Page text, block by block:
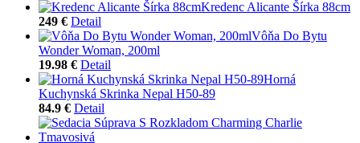
Kredenc Alicante Šírka 88cm
249 € Detail
Vôňa Do Bytu
Wonder Woman, 200ml
19.98 € Detail
Horná
Kuchynská Skrinka Nepal H50-89
84.9 € Detail